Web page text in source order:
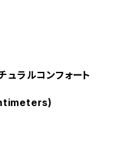
ラルコンフォート